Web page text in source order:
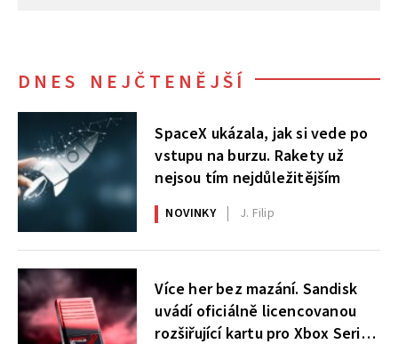
DNES NEJČTENĚJŠÍ
SpaceX ukázala, jak si vede po
vstupu na burzu. Rakety už
nejsou tím nejdůležitějším
NOVINKY J. Filip
Více her bez mazání. Sandisk
uvádí oficiálně licencovanou
rozšiřující kartu pro Xbox Series